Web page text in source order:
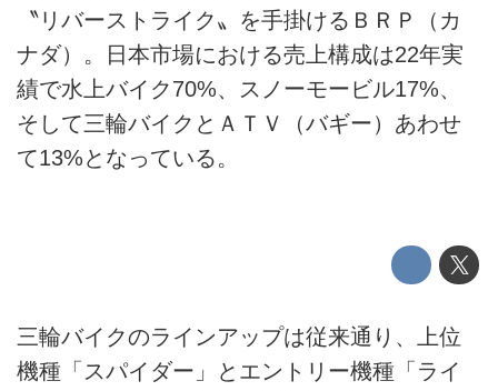
〝リバーストライク〟を手掛けるＢＲＰ（カ
ナダ）。日本市場における売上構成は22年実
績で水上バイク70%、スノーモービル17%、
そして三輪バイクとＡＴＶ（バギー）あわせ
て13%となっている。
三輪バイクのラインアップは従来通り、上位
機種「スパイダー」とエントリー機種「ライ